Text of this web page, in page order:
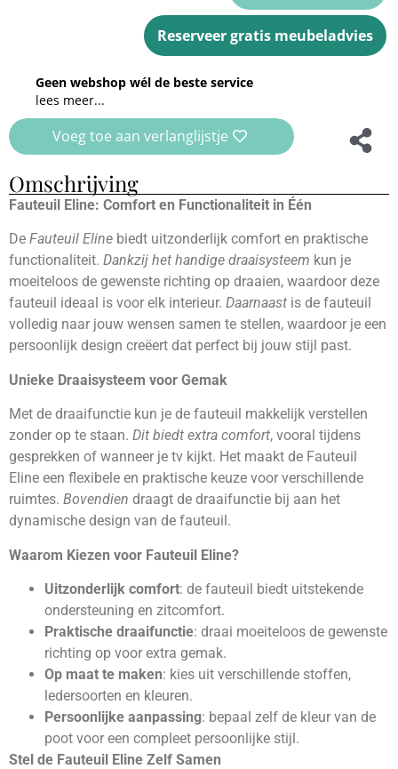
Reserveer gratis meubeladvies
Geen webshop wél de beste service
lees meer...
Voeg toe aan verlanglijstje
Omschrijving
Fauteuil Eline: Comfort en Functionaliteit in Één
De Fauteuil Eline biedt uitzonderlijk comfort en praktische
functionaliteit. Dankzij het handige draaisysteem kun je
moeiteloos de gewenste richting op draaien, waardoor deze
fauteuil ideaal is voor elk interieur. Daarnaast is de fauteuil
volledig naar jouw wensen samen te stellen, waardoor je een
persoonlijk design creëert dat perfect bij jouw stijl past.
Unieke Draaisysteem voor Gemak
Met de draaifunctie kun je de fauteuil makkelijk verstellen
zonder op te staan. Dit biedt extra comfort, vooral tijdens
gesprekken of wanneer je tv kijkt. Het maakt de Fauteuil
Eline een flexibele en praktische keuze voor verschillende
ruimtes. Bovendien draagt de draaifunctie bij aan het
dynamische design van de fauteuil.
Waarom Kiezen voor Fauteuil Eline?
Uitzonderlijk comfort: de fauteuil biedt uitstekende
ondersteuning en zitcomfort.
Praktische draaifunctie: draai moeiteloos de gewenste
richting op voor extra gemak.
Op maat te maken: kies uit verschillende stoffen,
ledersoorten en kleuren.
Persoonlijke aanpassing: bepaal zelf de kleur van de
poot voor een compleet persoonlijke stijl.
Stel de Fauteuil Eline Zelf Samen